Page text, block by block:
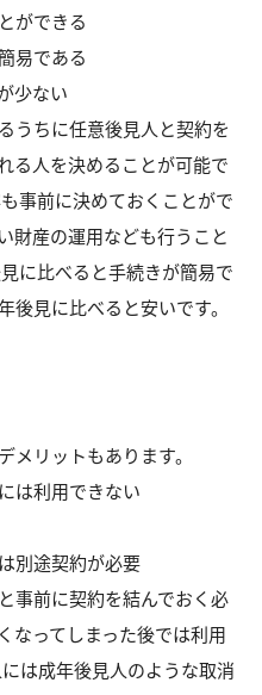
ができる
易である
少ない
うちに任意後見人と契約を
る人を決めることが可能で
事前に決めておくことがで
財産の運用なども行うこと
に比べると手続きが簡易で
後見に比べると安いです。
メリットもあります。
は利用できない
別途契約が必要
事前に契約を結んでおく必
なってしまった後では利用
は成年後見人のような取消